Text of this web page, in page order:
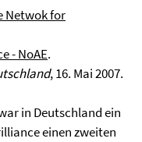
Netwok for
- NoAE.
, 16. Mai 2007.
in Deutschland ein
einen zweiten